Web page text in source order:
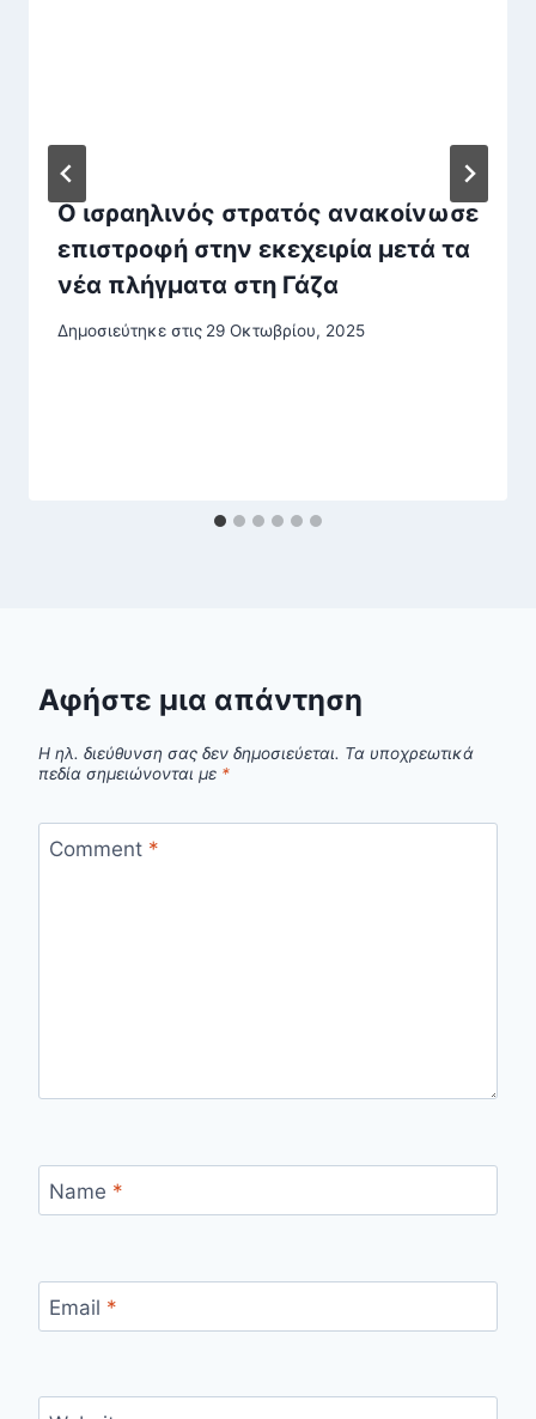
Ο ισραηλινός στρατός ανακοίνωσε
επιστροφή στην εκεχειρία μετά τα
νέα πλήγματα στη Γάζα
Δημοσιεύτηκε στις 29 Οκτωβρίου, 2025
Αφήστε μια απάντηση
Η ηλ. διεύθυνση σας δεν δημοσιεύεται. Τα υποχρεωτικά
πεδία σημειώνονται με *
Comment *
Name *
Email *